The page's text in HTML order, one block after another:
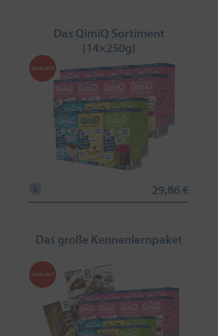
Das QimiQ Sortiment
(14×250g)
SOLD-OUT
29,86 €
Das große Kennenlernpaket
SOLD-OUT